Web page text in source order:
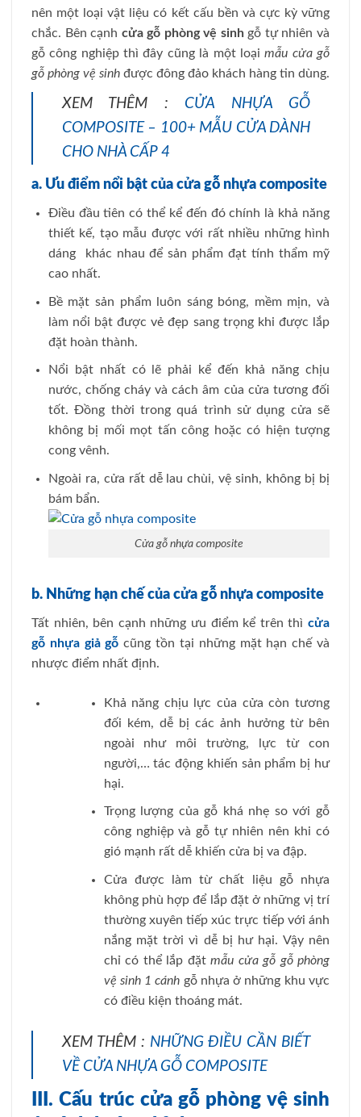
nên một loại vật liệu có kết cấu bền và cực kỳ vững
chắc. Bên cạnh cửa gỗ phòng vệ sinh gỗ tự nhiên và
gỗ công nghiệp thì đây cũng là một loạimẫu cửa gỗ
gỗ phòng vệ sinh được đông đảo khách hàng tin dùng.
XEM THÊM : CỬA NHỰA GỖ
COMPOSITE – 100+ MẪU CỬA DÀNH
CHO NHÀ CẤP 4
a. Ưu điểm nổi bật của cửa gỗ nhựa composite
Điều đầu tiên có thể kể đến đó chính là khả năng
thiết kế, tạo mẫu được với rất nhiều những hình
dáng khác nhau để sản phẩm đạt tính thẩm mỹ
cao nhất.
Bề mặt sản phẩm luôn sáng bóng, mềm mịn, và
làm nổi bật được vẻ đẹp sang trọng khi được lắp
đặt hoàn thành.
Nổi bật nhất có lẽ phải kể đến khả năng chịu
nước, chống cháy và cách âm của cửa tương đối
tốt. Đồng thời trong quá trình sử dụng cửa sẽ
không bị mối mọt tấn công hoặc có hiện tượng
cong vênh.
Ngoài ra, cửa rất dễ lau chùi, vệ sinh, không bị bị
bám bẩn.
Cửa gỗ nhựa composite
b. Những hạn chế của cửa gỗ nhựa composite
Tất nhiên, bên cạnh những ưu điểm kể trên thì cửa
gỗ nhựa giả gỗ cũng tồn tại những mặt hạn chế và
nhược điểm nhất định.
Khả năng chịu lực của cửa còn tương
đối kém, dễ bị các ảnh hưởng từ bên
ngoài như môi trường, lực từ con
người,… tác động khiến sản phẩm bị hư
hại.
Trọng lượng của gỗ khá nhẹ so với gỗ
công nghiệp và gỗ tự nhiên nên khi có
gió mạnh rất dễ khiến cửa bị va đập.
Cửa được làm từ chất liệu gỗ nhựa
không phù hợp để lắp đặt ở những vị trí
thường xuyên tiếp xúc trực tiếp với ánh
nắng mặt trời vì dễ bị hư hại. Vậy nên
chỉ có thể lắp đặtmẫu cửa gỗ gỗ phòng
vệ sinh 1 cánh gỗ nhựa ở những khu vực
có điều kiện thoáng mát.
XEM THÊM : NHỮNG ĐIỀU CẦN BIẾT
VỀ CỬA NHỰA GỖ COMPOSITE
III. Cấu trúc cửa gỗ phòng vệ sinh